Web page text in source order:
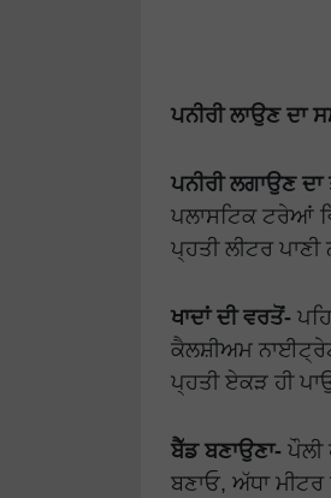
ਪਨੀਰੀ ਲਾਉਣ ਦਾ
ਪਨੀਰੀ ਲਗਾਉਣ ਦਾ
ਪਲਾਸਟਿਕ ਟਰੇਆਂ
ਪ੍ਹਤੀ ਲੀਟਰ
ਖਾਦਾਂ ਦੀ ਵਰਤੋਂ-
ਕੈਲਸ਼ੀਅਮ
ਪ੍ਹਤੀ ਏਕੜ ਹੀ
ਬੈੱਡ ਬਣਾਉਣਾ-
ਬਣਾਓ, ਅੱਧਾ